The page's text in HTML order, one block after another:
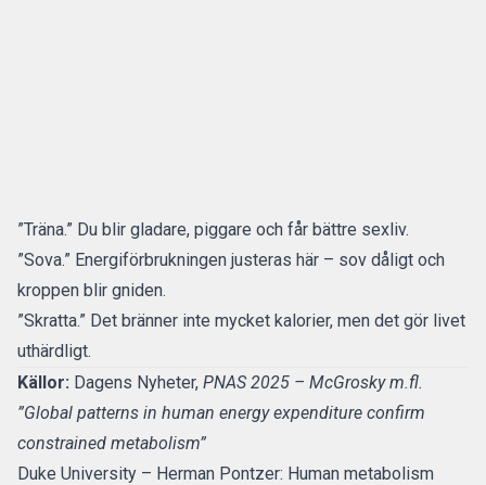
”Träna.” Du blir gladare, piggare och får bättre sexliv.
”Sova.” Energiförbrukningen justeras här – sov dåligt och
kroppen blir gniden.
”Skratta.” Det bränner inte mycket kalorier, men det gör livet
uthärdligt.
Källor: Dagens Nyheter, PNAS 2025 – McGrosky m.fl.
”Global patterns in human energy expenditure confirm
constrained metabolism”
Duke University – Herman Pontzer: Human metabolism